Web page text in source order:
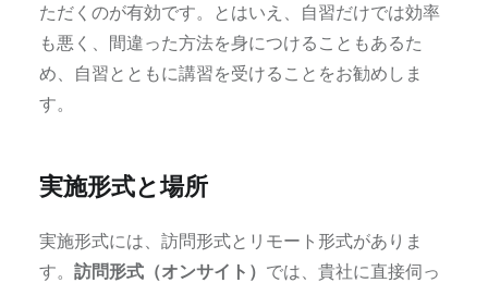
ただくのが有効です。とはいえ、自習だけでは効率
も悪く、間違った方法を身につけることもあるた
め、自習とともに講習を受けることをお勧めしま
す。
実施形式と場所
実施形式には、訪問形式とリモート形式がありま
す。 訪問形式（オンサイト） では、貴社に直接伺っ